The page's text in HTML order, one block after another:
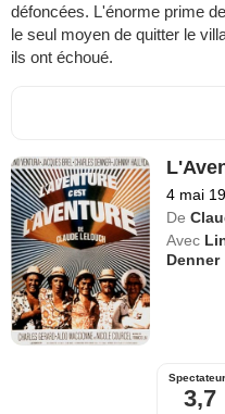
défoncées. L'énorme prime
le seul moyen de quitter le
ils ont échoué.
4 mai
De
Avec
Denner
3,7